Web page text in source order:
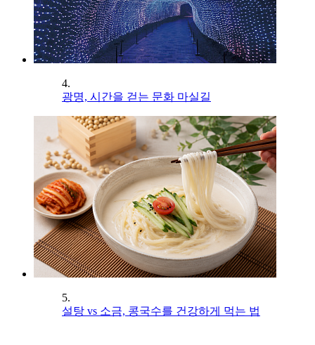
4.
광명, 시간을 걷는 문화 마실길
5.
설탕 vs 소금, 콩국수를 건강하게 먹는 법